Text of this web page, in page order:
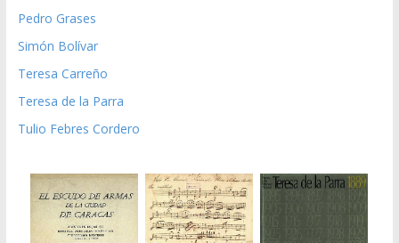
Pedro Grases
Simón Bolívar
Teresa Carreño
Teresa de la Parra
Tulio Febres Cordero